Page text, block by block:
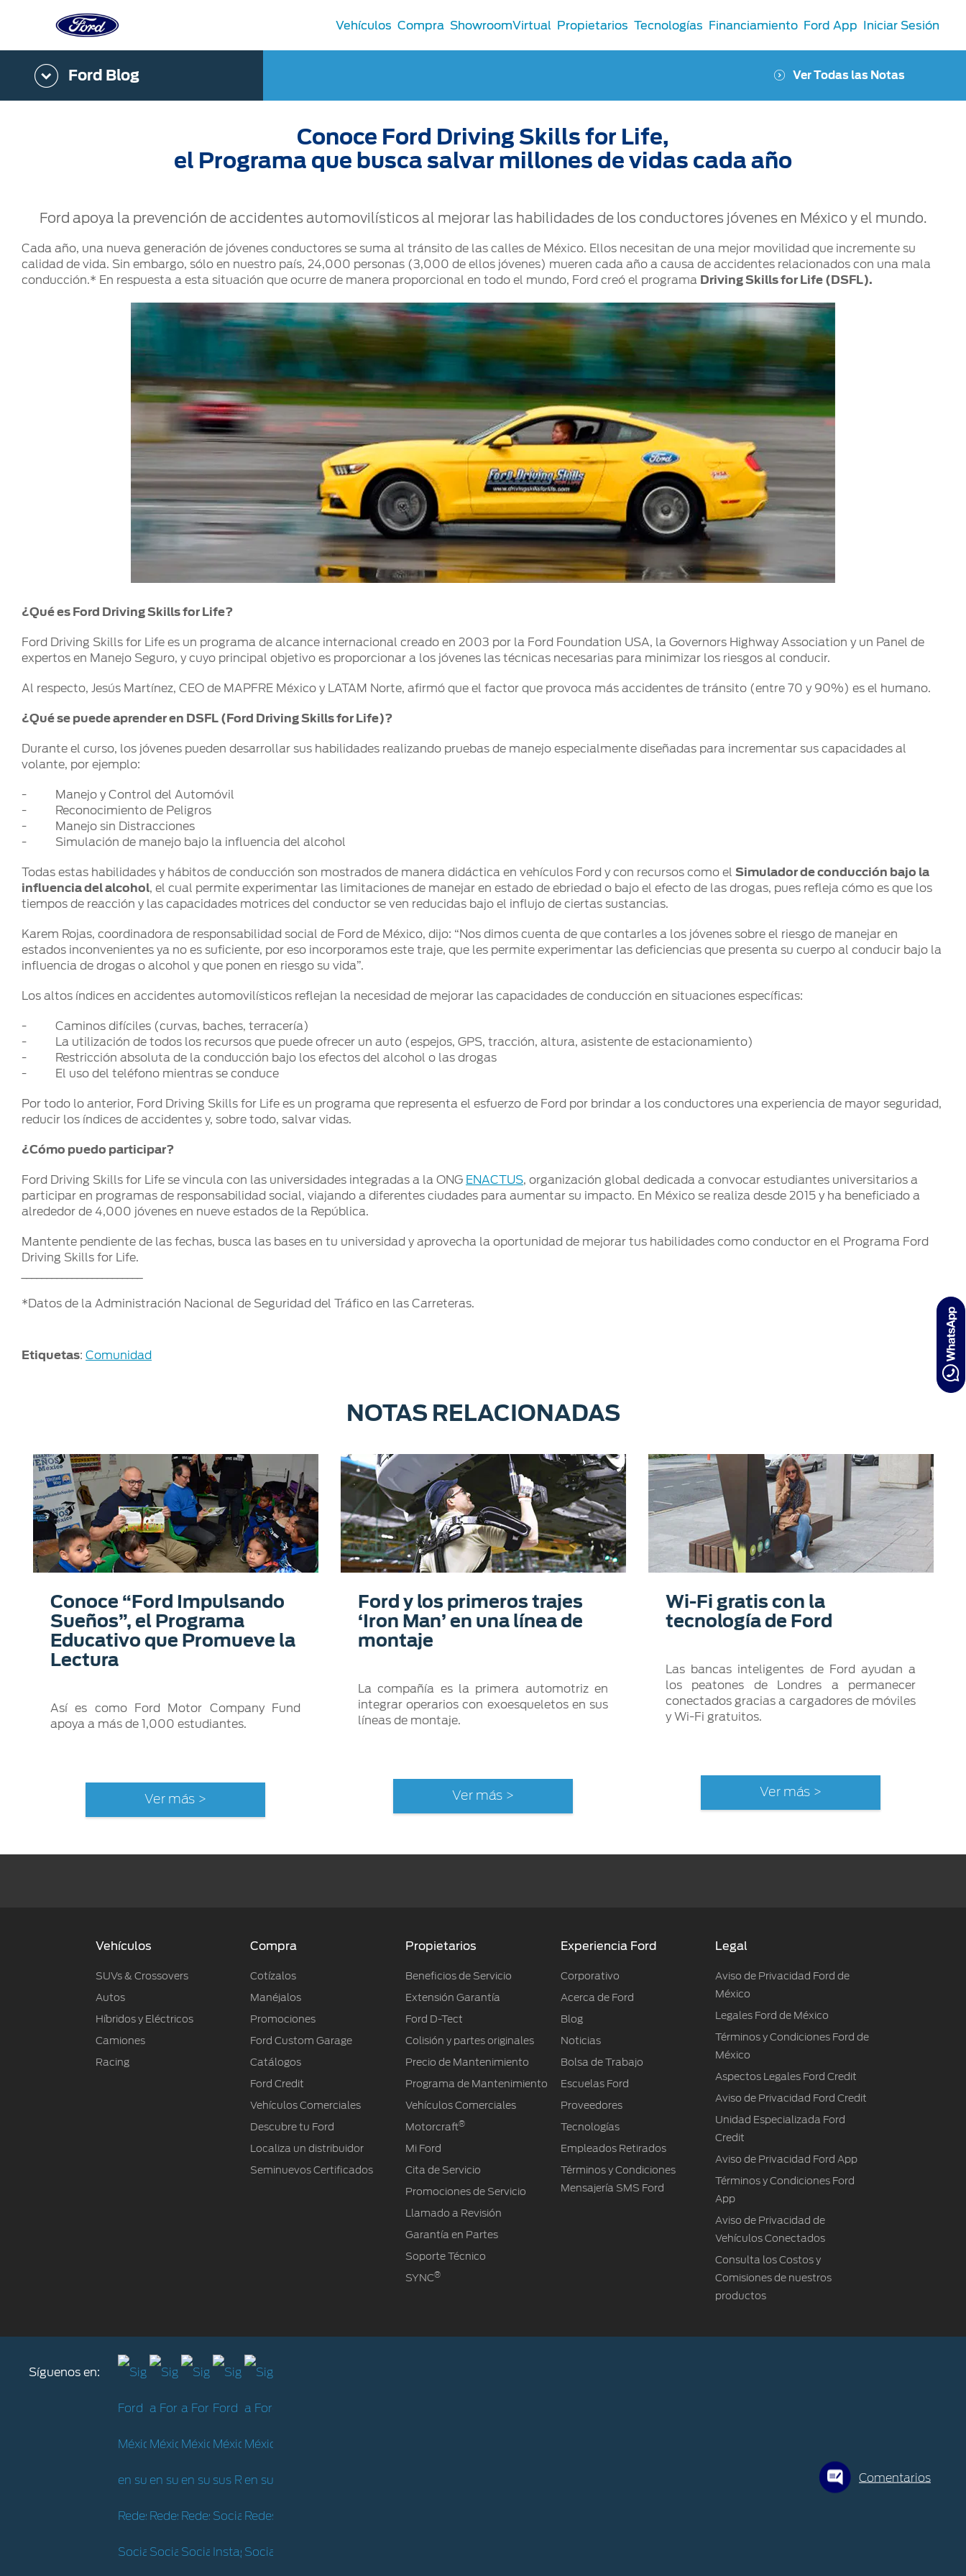
Acessibility
Catálogos
Ford Credit
Vehículos Comerciales
Descubre Tu Ford
Seminuevos Certificados
Showroom Virtual
Precio de Mantenimiento
Vehículos Comerciales
Motorcraft
Cita de Servicio
Promociones de Servicio
Garantía en Partes
Soporte Técnico
SYNC ®
Seguridad
Vehículos Compra ShowroomVirtual Propietarios Tecnologías Financiamiento Ford App Iniciar Sesión
Ford Blog Ver Todas las Notas
Conoce Ford Driving Skills for Life,
el Programa que busca salvar millones de vidas cada año
Ford apoya la prevención de accidentes automovilísticos al mejorar las habilidades de los conductores jóvenes en México y el mundo.
Cada año, una nueva generación de jóvenes conductores se suma al tránsito de las calles de México. Ellos necesitan de una mejor movilidad que incremente su
calidad de vida. Sin embargo, sólo en nuestro país, 24,000 personas (3,000 de ellos jóvenes) mueren cada año a causa de accidentes relacionados con una mala
conducción.* En respuesta a esta situación que ocurre de manera proporcional en todo el mundo, Ford creó el programa Driving Skills for Life (DSFL).
¿Qué es Ford Driving Skills for Life?
Ford Driving Skills for Life es un programa de alcance internacional creado en 2003 por la Ford Foundation USA, la Governors Highway Association y un Panel de
expertos en Manejo Seguro, y cuyo principal objetivo es proporcionar a los jóvenes las técnicas necesarias para minimizar los riesgos al conducir.
Al respecto, Jesús Martínez, CEO de MAPFRE México y LATAM Norte, afirmó que el factor que provoca más accidentes de tránsito (entre 70 y 90%) es el humano.
¿Qué se puede aprender en DSFL (Ford Driving Skills for Life)?
Durante el curso, los jóvenes pueden desarrollar sus habilidades realizando pruebas de manejo especialmente diseñadas para incrementar sus capacidades al
volante, por ejemplo:
- Manejo y Control del Automóvil
- Reconocimiento de Peligros
- Manejo sin Distracciones
- Simulación de manejo bajo la influencia del alcohol
Todas estas habilidades y hábitos de conducción son mostrados de manera didáctica en vehículos Ford y con recursos como el Simulador de conducción bajo la
influencia del alcohol, el cual permite experimentar las limitaciones de manejar en estado de ebriedad o bajo el efecto de las drogas, pues refleja cómo es que los
tiempos de reacción y las capacidades motrices del conductor se ven reducidas bajo el influjo de ciertas sustancias.
Karem Rojas, coordinadora de responsabilidad social de Ford de México, dijo: “Nos dimos cuenta de que contarles a los jóvenes sobre el riesgo de manejar en
estados inconvenientes ya no es suficiente, por eso incorporamos este traje, que les permite experimentar las deficiencias que presenta su cuerpo al conducir bajo la
influencia de drogas o alcohol y que ponen en riesgo su vida”.
Los altos índices en accidentes automovilísticos reflejan la necesidad de mejorar las capacidades de conducción en situaciones específicas:
- Caminos difíciles (curvas, baches, terracería)
- La utilización de todos los recursos que puede ofrecer un auto (espejos, GPS, tracción, altura, asistente de estacionamiento)
- Restricción absoluta de la conducción bajo los efectos del alcohol o las drogas
- El uso del teléfono mientras se conduce
Por todo lo anterior, Ford Driving Skills for Life es un programa que representa el esfuerzo de Ford por brindar a los conductores una experiencia de mayor seguridad,
reducir los índices de accidentes y, sobre todo, salvar vidas.
¿Cómo puedo participar?
Ford Driving Skills for Life se vincula con las universidades integradas a la ONG ENACTUS, organización global dedicada a convocar estudiantes universitarios a
participar en programas de responsabilidad social, viajando a diferentes ciudades para aumentar su impacto. En México se realiza desde 2015 y ha beneficiado a
alrededor de 4,000 jóvenes en nueve estados de la República.
Mantente pendiente de las fechas, busca las bases en tu universidad y aprovecha la oportunidad de mejorar tus habilidades como conductor en el Programa Ford
Driving Skills for Life.
*Datos de la Administración Nacional de Seguridad del Tráfico en las Carreteras.
Etiquetas: Comunidad
NOTAS RELACIONADAS
Conoce “Ford Impulsando
Sueños”, el Programa
Educativo que Promueve la
Lectura
Así es como Ford Motor Company Fund
apoya a más de 1,000 estudiantes.
Ver más >
Ford y los primeros trajes
‘Iron Man’ en una línea de
montaje
La compañía es la primera automotriz en
integrar operarios con exoesqueletos en sus
líneas de montaje.
Ver más >
Wi-Fi gratis con la
tecnología de Ford
Las bancas inteligentes de Ford ayudan a
los peatones de Londres a permanecer
conectados gracias a cargadores de móviles
y Wi-Fi gratuitos.
Ver más >
Vehículos
SUVs & Crossovers
Autos
Híbridos y Eléctricos
Camiones
Racing
Compra
Cotízalos
Manéjalos
Promociones
Ford Custom Garage
Catálogos
Ford Credit
Vehículos Comerciales
Descubre tu Ford
Localiza un distribuidor
Seminuevos Certificados
Propietarios
Beneficios de Servicio
Extensión Garantía
Ford D-Tect
Colisión y partes originales
Precio de Mantenimiento
Programa de Mantenimiento
Vehículos Comerciales
Motorcraft®
Mi Ford
Cita de Servicio
Promociones de Servicio
Llamado a Revisión
Garantía en Partes
Soporte Técnico
SYNC®
Experiencia Ford
Corporativo
Acerca de Ford
Blog
Noticias
Bolsa de Trabajo
Escuelas Ford
Proveedores
Tecnologías
Empleados Retirados
Términos y Condiciones
Mensajería SMS Ford
Legal
Aviso de Privacidad Ford de
México
Legales Ford de México
Términos y Condiciones Ford de
México
Aspectos Legales Ford Credit
Aviso de Privacidad Ford Credit
Unidad Especializada Ford
Credit
Aviso de Privacidad Ford App
Términos y Condiciones Ford
App
Aviso de Privacidad de
Vehículos Conectados
Consulta los Costos y
Comisiones de nuestros
productos
Síguenos en:
Comentarios